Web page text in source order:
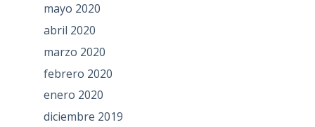
mayo 2020
abril 2020
marzo 2020
febrero 2020
enero 2020
diciembre 2019